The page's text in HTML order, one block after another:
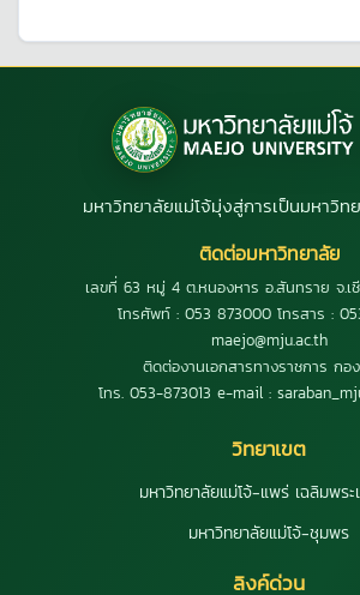
มหาวิทยาลัยแม่โจ้มุ่งสู่การเป็นมหาวิท
ติดต่อมหาวิทยาลัย
เลขที่ 63 หมู่ 4 ต.หนองหาร อ.สันทราย จ.เ
โทรศัพท์ : 053 873000 โทรสาร :
maejo@mju.ac.th
ติดต่องานเอกสารทางราชการ กอ
โทร. 053-873013 e-mail :
วิทยาเขต
มหาวิทยาลัยแม่โจ้-แพร่ เฉลิมพระ
มหาวิทยาลัยแม่โจ้-ชุมพร
ลิงค์ด่วน